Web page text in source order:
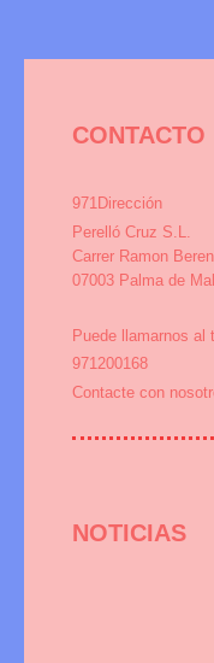
CONTACTO
971Dirección
Perelló Cruz S.L.
Carrer Ramon
07003 Palma de
Puede llamarnos al
971200168
Contacte con
NOTICIAS